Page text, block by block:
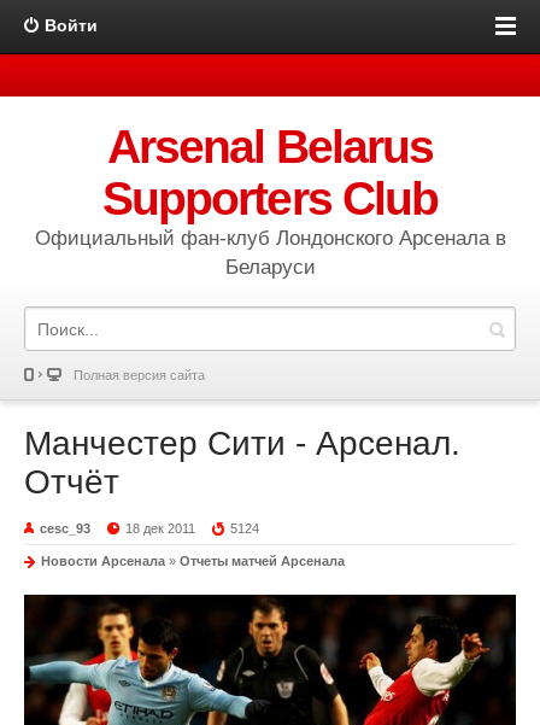
Войти
Arsenal Belarus
Supporters Club
Официальный фан-клуб Лондонского Арсенала в
Беларуси
Полная версия сайта
Манчестер Сити - Арсенал.
Отчёт
cesc_93 18 дек 2011 5124
Новости Арсенала » Отчеты матчей Арсенала